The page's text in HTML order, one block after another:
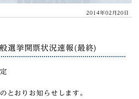
2014年02月20日
選挙開票状況速報(最終)
とおりお知らせします。